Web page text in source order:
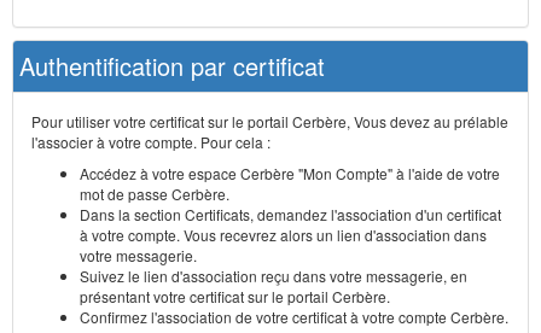
Authentification par certificat
Pour utiliser votre certificat sur le portail Cerbère, Vous devez au prélable
l'associer à votre compte. Pour cela :
Accédez à votre espace Cerbère "Mon Compte" à l'aide de votre
mot de passe Cerbère.
Dans la section Certificats, demandez l'association d'un certificat
à votre compte. Vous recevrez alors un lien d'association dans
votre messagerie.
Suivez le lien d'association reçu dans votre messagerie, en
présentant votre certificat sur le portail Cerbère.
Confirmez l'association de votre certificat à votre compte Cerbère.